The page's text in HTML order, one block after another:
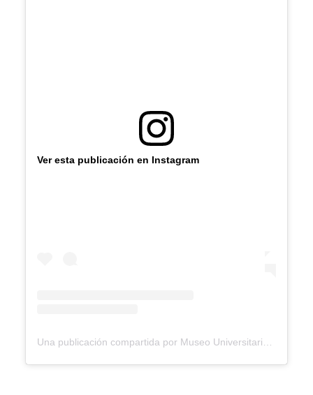
Ver esta publicación en Instagram
Una publicación compartida por Museo Universitario del Chopo (@museodelchopo)